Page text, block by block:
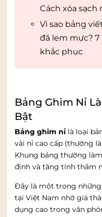
Cách xóa
Vì sao bảng
đã lem mực?
khắc phục
Bảng Ghim Nỉ
Bật
Bảng ghim nỉ là loại
vải nỉ cao cấp (thường
Khung bảng thường
định và tăng tính thẩm
Đây là một trong
tại Việt Nam nhờ giá
dụng cao trong văn